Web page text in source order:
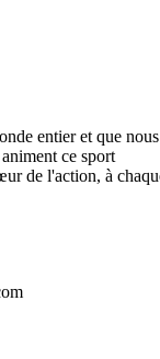
entier et que nous
ce sport
de l'action, à